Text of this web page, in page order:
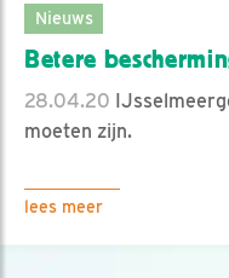
Nieuws
Betere
28.04.20
moeten zijn.
lees meer